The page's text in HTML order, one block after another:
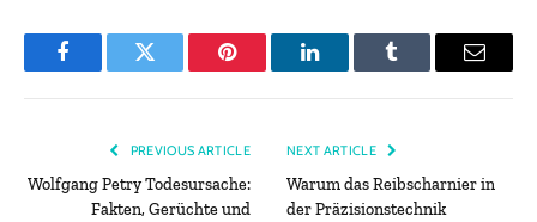
FacebookTwitter Pinterest LinkedInTumblr Email
PREVIOUS ARTICLE
Wolfgang Petry Todesursache:
Fakten, Gerüchte und
NEXT ARTICLE
Warum das Reibscharnier in
der Präzisionstechnik